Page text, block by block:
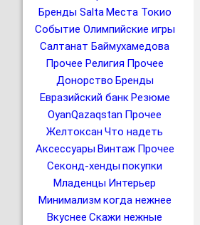
Бренды Salta Места Токио
Событие Олимпийские игры
Салтанат Баймухамедова
Прочее Религия Прочее
Донорство Бренды
Евразийский банк Резюме
OyanQazaqstan Прочее
Желтоксан Что надеть
Аксессуары Винтаж Прочее
Секонд-хенды покупки
Младенцы Интерьер
Минимализм когда нежнее
Вкуснее Скажи нежные